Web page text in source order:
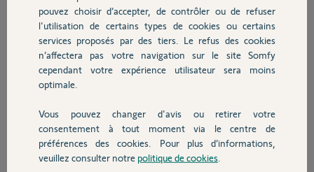
Autres produits
Devis avec un pro
Contact
retiens le tablier à la montée, le
moteur s'arrête (limiteur de couple ?). La pose de butées règlerait le
problème mais quel est le système qui arrête le moteur en position
haute et qui fonctionne sur les autres volets ?
En PJ, une photo, côté moteur mais on ne voit pas grand chose.
En vous remerciant pour votre réponse
Jean-Paul
Jean-Paul P.
il y a plus de 7 ans
pouvez choisir d’accepter, de contrôler ou de refuser
l'utilisation de certains types de cookies ou certains
services proposés par des tiers. Le refus des cookies
n’affectera pas votre navigation sur le site Somfy
cependant votre expérience utilisateur sera moins
optimale.
Vous pouvez changer d'avis ou retirer votre
consentement à tout moment via le centre de
préférences des cookies. Pour plus d’informations,
veuillez consulter notre politique de cookies